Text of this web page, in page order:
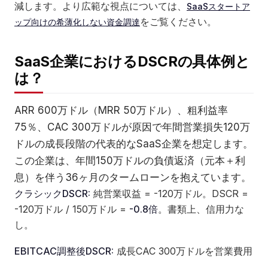
減します。より広範な視点については、
SaaSスタートア
ップ向けの希薄化しない資金調達をご覧ください。
SaaS企業におけるDSCRの具体例と
は？
ARR 600万ドル（MRR 50万ドル）、粗利益率
75％、CAC 300万ドルが原因で年間営業損失120万
ドルの成長段階の代表的なSaaS企業を想定します。
この企業は、年間150万ドルの負債返済（元本＋利
息）を伴う36ヶ月のタームローンを抱えています。
クラシックDSCR: 純営業収益 = -120万ドル。DSCR =
-120万ドル / 150万ドル = -0.8倍。書類上、信用力な
し。
EBITCAC調整後DSCR: 成長CAC 300万ドルを営業費用